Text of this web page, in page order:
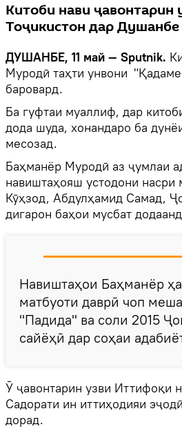
Китоби нави ҷавонтарин
Тоҷикистон дар
ДУШАНБЕ, 11 май — Sputnik.
Муродӣ таҳти унвони
баровард.
Ба гуфтаи муаллиф, дар
дода шуда, хонандаро ба
месозад.
Баҳманёр Муродӣ аз ҷумлаи
навиштаҳояш устодони насри
Кӯҳзод, Абдулҳамид Самад,
дигарон баҳои мусбат
Навиштаҳои Баҳманёр
матбуоти даврӣ чоп
"Падида" ва соли 2015
сайёҳӣ дар соҳаи
Ӯ ҷавонтарин узви Иттифоқи
Садорати ин иттиҳодияи
дорад.